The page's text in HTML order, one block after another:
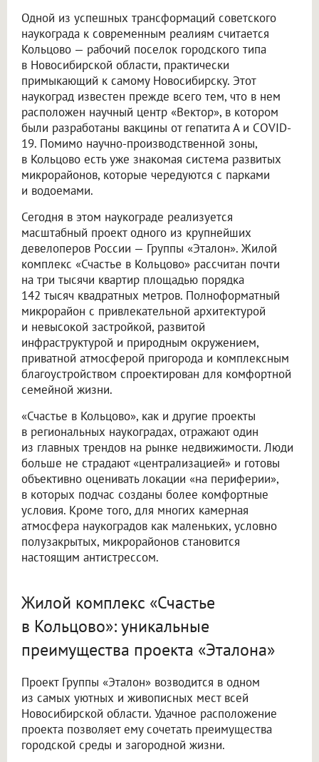
Одной из успешных трансформаций советского
наукограда к современным реалиям считается
Кольцово — рабочий поселок городского типа
в Новосибирской области, практически
примыкающий к самому Новосибирску. Этот
наукоград известен прежде всего тем, что в нем
расположен научный центр «Вектор», в котором
были разработаны вакцины от гепатита А и COVID-
19. Помимо научно-производственной зоны,
в Кольцово есть уже знакомая система развитых
микрорайонов, которые чередуются с парками
и водоемами.
Сегодня в этом наукограде реализуется
масштабный проект одного из крупнейших
девелоперов России — Группы «Эталон». Жилой
комплекс «Счастье в Кольцово» рассчитан почти
на три тысячи квартир площадью порядка
142 тысяч квадратных метров. Полноформатный
микрорайон с привлекательной архитектурой
и невысокой застройкой, развитой
инфраструктурой и природным окружением,
приватной атмосферой пригорода и комплексным
благоустройством спроектирован для комфортной
семейной жизни.
«Счастье в Кольцово», как и другие проекты
в региональных наукоградах, отражают один
из главных трендов на рынке недвижимости. Люди
больше не страдают «централизацией» и готовы
объективно оценивать локации «на периферии»,
в которых подчас созданы более комфортные
условия. Кроме того, для многих камерная
атмосфера наукоградов как маленьких, условно
полузакрытых, микрорайонов становится
настоящим антистрессом.
Жилой комплекс «Счастье
в Кольцово»: уникальные
преимущества проекта «Эталона»
Проект Группы «Эталон» возводится в одном
из самых уютных и живописных мест всей
Новосибирской области. Удачное расположение
проекта позволяет ему сочетать преимущества
городской среды и загородной жизни.